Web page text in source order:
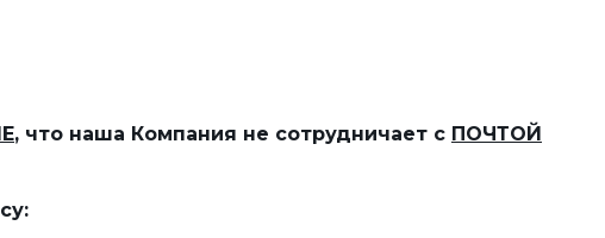
, что наша Компания не сотрудничает с ПОЧТОЙ